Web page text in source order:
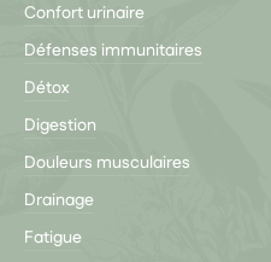
Confort urinaire
Défenses immunitaires
Détox
Digestion
Douleurs musculaires
Drainage
Fatigue